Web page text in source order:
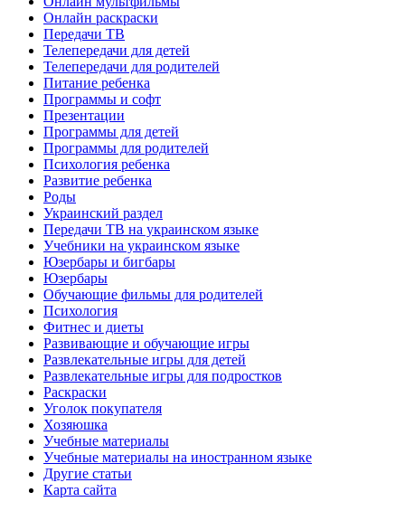
Онлайн раскраски
Передачи ТВ
Телепередачи для детей
Телепередачи для родителей
Питание ребенка
Программы и софт
Презентации
Программы для детей
Программы для родителей
Психология ребенка
Развитие ребенка
Роды
Украинский раздел
Передачи ТВ на украинском языке
Учебники на украинском языке
Юзербары и бигбары
Юзербары
Обучающие фильмы для родителей
Психология
Фитнес и диеты
Развивающие и обучающие игры
Развлекательные игры для детей
Развлекательные игры для подростков
Раскраски
Уголок покупателя
Хозяюшка
Учебные материалы
Учебные материалы на иностранном языке
Другие статьи
Карта сайта